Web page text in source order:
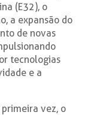
(E32), o
a expansão do
de novas
tecnologias
e a
primeira vez, o